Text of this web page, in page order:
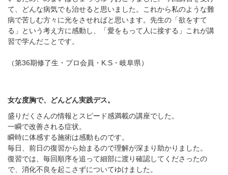
て、どんな病気でも治せると思いました。これから私のような難
病で苦しむ方々に光をさせればと思います。先生の「欲をすて
る」という考え方に感動し、「愛をもって人に接する」これが講
習で学んだことです。
（第36期修了生・プロ会員・K.S・岐阜県）
女な度胸で、どんどん実践デス。
盛りだくさんの情報とスピード感満載の講座でした。
一瞬で改善される症状。
瞬時に体感する施術は感動ものです。
毎日、前日の復習から始まるので理解が深まり助かりました。
復習では、毎回順序を追って細部に渡り確認してくださったの
で、消化不良を起こさずについてゆけました。